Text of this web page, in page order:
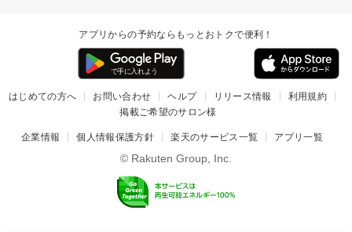
アプリからの予約ならもっとおトクで便利！
はじめての方へ お問い合わせ ヘルプ リリース情報
利用規約
掲載ご希望のサロン様
企業情報 個人情報保護方針 楽天のサービス一覧 アプリ一覧
© Rakuten Group, Inc.